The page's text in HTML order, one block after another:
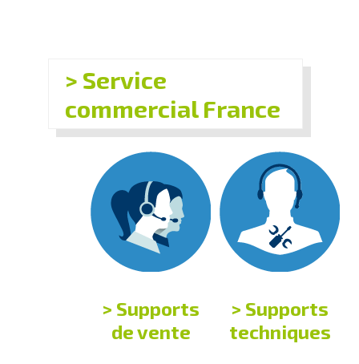
Service
commercial France
Supports
de vente
Supports
techniques